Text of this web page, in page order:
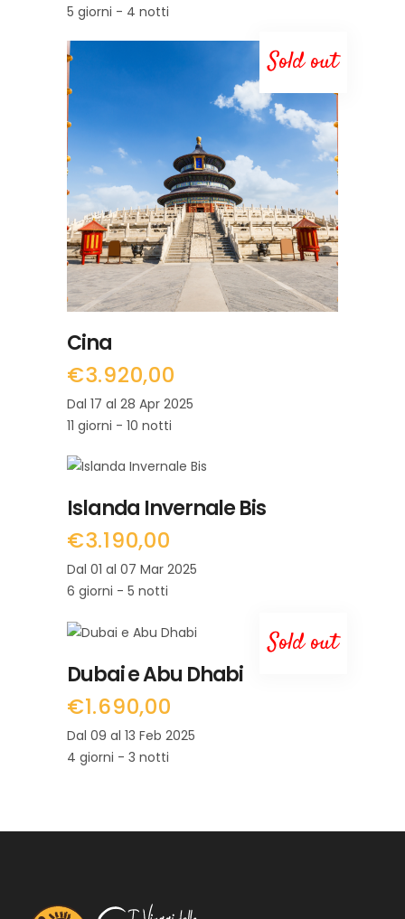
5 giorni - 4 notti
Sold out
LEGGI TUTTO
Cina
€3.920,00
Dal 17 al 28 Apr 2025
11 giorni - 10 notti
Islanda Invernale Bis
€3.190,00
Dal 01 al 07 Mar 2025
6 giorni - 5 notti
Sold out
Dubai e Abu Dhabi
€1.690,00
Dal 09 al 13 Feb 2025
4 giorni - 3 notti